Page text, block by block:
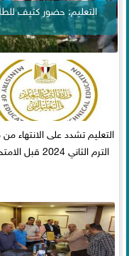
التعليم: حضور كثيف
التعليم تشدد على الانتهاء
الترم الثاني 2024 قبل الامتحانات